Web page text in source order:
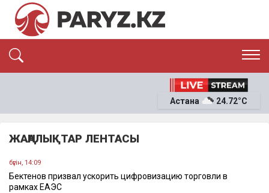
ЭКОНОМИКА
ОҚИҒА
Астана 24.72°C
ЖАҢАЛЫҚТАР ЛЕНТАСЫ
бүгін, 14:09
Бектенов призвал ускорить цифровизацию торговли в
рамках ЕАЭС